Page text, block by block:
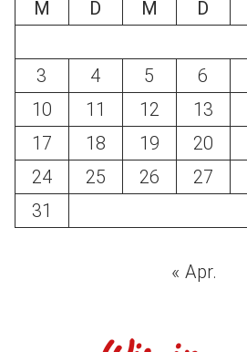
M
D M D
3
4 5 6
10
11 12 13
17
18 19 20
24
25 26 27
31
« Apr.